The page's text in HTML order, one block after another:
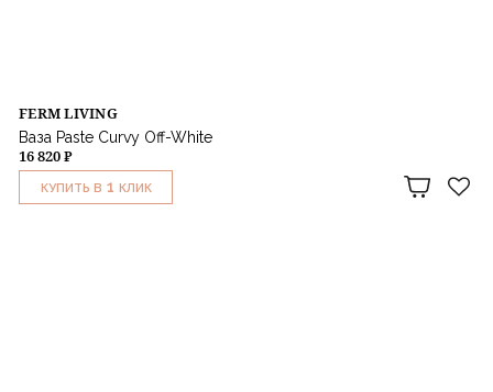
FERM LIVING
Ваза Paste Curvy Off-White
16 820 ₽
КУПИТЬ В 1 КЛИК